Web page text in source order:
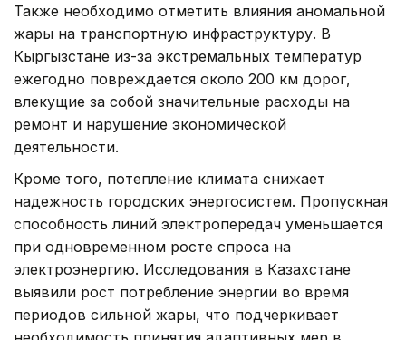
Также необходимо отметить влияния аномальной
жары на транспортную инфраструктуру. В
Кыргызстане из-за экстремальных температур
ежегодно повреждается около 200 км дорог,
влекущие за собой значительные расходы на
ремонт и нарушение экономической
деятельности.
Кроме того, потепление климата снижает
надежность городских энергосистем. Пропускная
способность линий электропередач уменьшается
при одновременном росте спроса на
электроэнергию. Исследования в Казахстане
выявили рост потребление энергии во время
периодов сильной жары, что подчеркивает